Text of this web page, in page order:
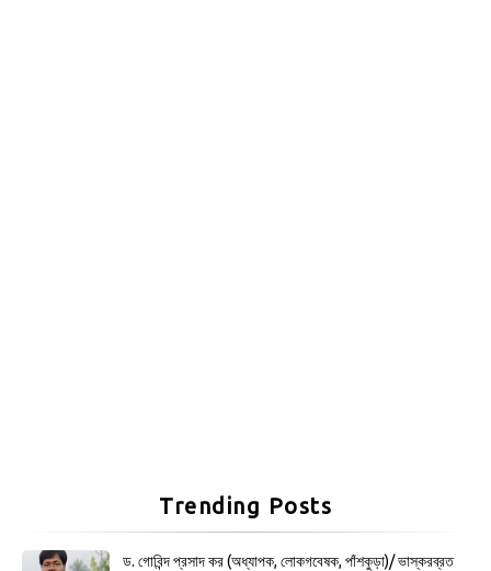
Trending Posts
ড. গোবিন্দ প্রসাদ কর (অধ্যাপক, লোকগবেষক, পাঁশকুড়া)/ ভাস্করব্রত